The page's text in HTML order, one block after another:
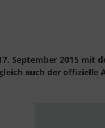
September 2015 mit
auch der